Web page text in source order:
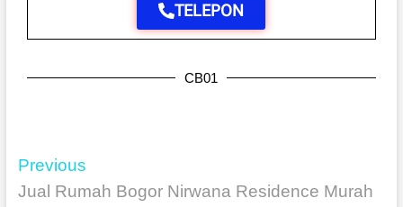
TELEPON
CB01
Previous
Jual Rumah Bogor Nirwana Residence Murah